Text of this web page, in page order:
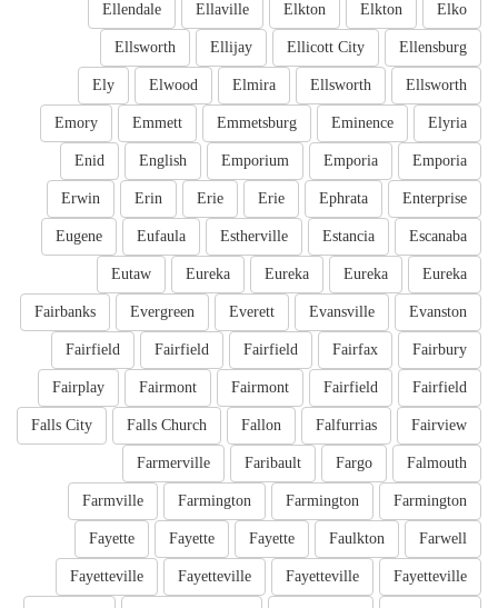
Elko
Elkton
Elkton
Ellaville
Ellendale
Ellensburg
Ellicott City
Ellijay
Ellsworth
Ellsworth
Ellsworth
Elmira
Elwood
Ely
Elyria
Eminence
Emmetsburg
Emmett
Emory
Emporia
Emporia
Emporium
English
Enid
Enterprise
Ephrata
Erie
Erie
Erin
Erwin
Escanaba
Estancia
Estherville
Eufaula
Eugene
Eureka
Eureka
Eureka
Eureka
Eutaw
Evanston
Evansville
Everett
Evergreen
Fairbanks
Fairbury
Fairfax
Fairfield
Fairfield
Fairfield
Fairfield
Fairfield
Fairmont
Fairmont
Fairplay
Fairview
Falfurrias
Fallon
Falls Church
Falls City
Falmouth
Fargo
Faribault
Farmerville
Farmington
Farmington
Farmington
Farmville
Farwell
Faulkton
Fayette
Fayette
Fayette
Fayetteville
Fayetteville
Fayetteville
Fayetteville